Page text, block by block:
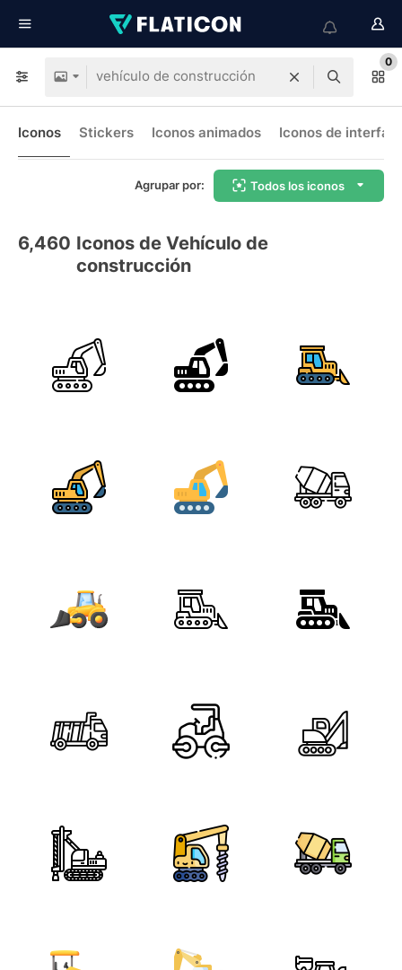
0
Iconos Stickers Iconos animados Iconos de interfaz
Agrupar por: Todos los iconos
6,460 Iconos de Vehículo de
construcción